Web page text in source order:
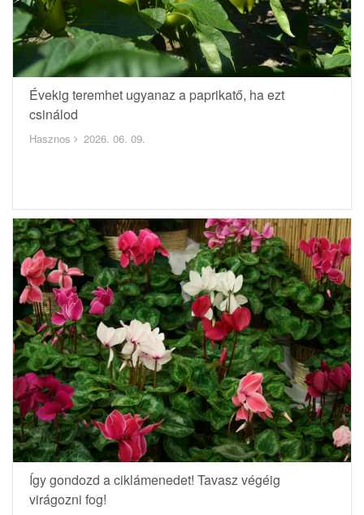
Évekig teremhet ugyanaz a paprikatő, ha ezt
csinálod
Hasznos 2026. 06. 09.
Így gondozd a ciklámenedet! Tavasz végéig
virágozni fog!